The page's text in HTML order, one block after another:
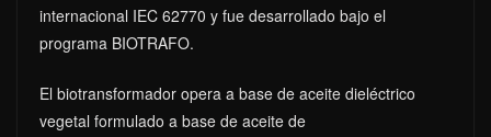
internacional IEC 62770 y fue desarrollado bajo el
programa BIOTRAFO.
El biotransformador opera a base de aceite dieléctrico
vegetal formulado a base de aceite de